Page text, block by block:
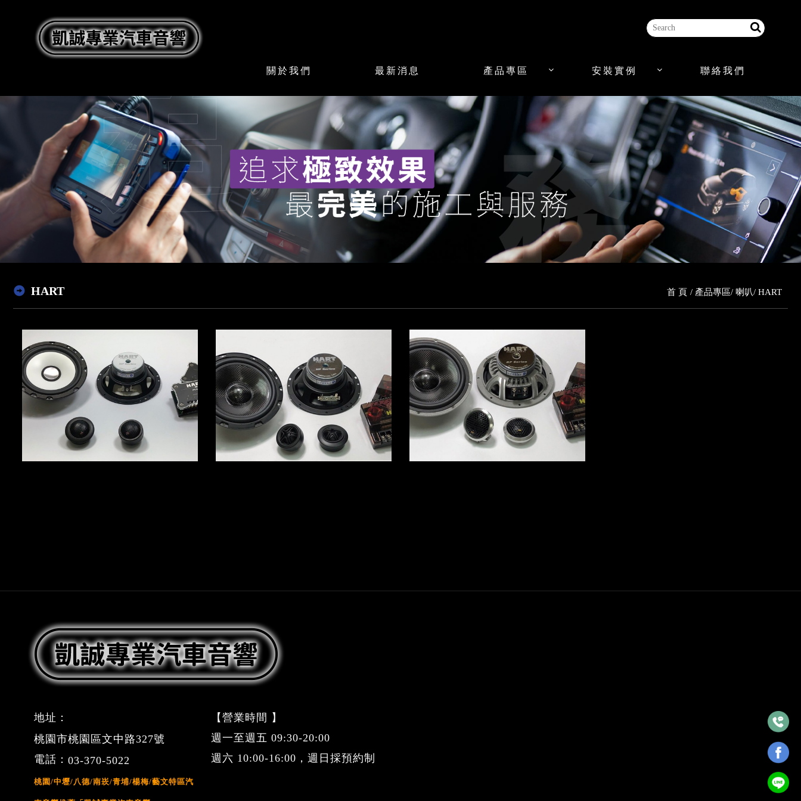
關於我們 最新消息 產品專區 安裝實例 聯絡我們
HART 首 頁 產品專區 喇叭 HART
地址：
桃園市桃園區文中路327號
電話： 03-370-5022
桃園/中壢/八德/南崁/青埔/楊梅/藝文特區汽
【營業時間 】
週一至週五 09:30-20:00
週六 10:00-16:00，週日採預約制